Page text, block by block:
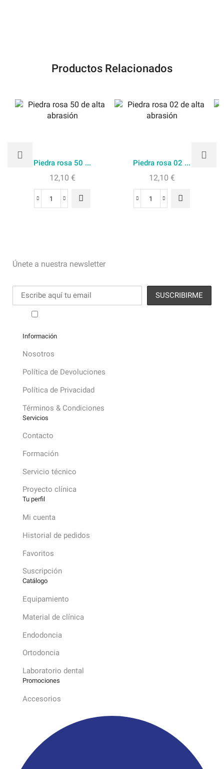
Productos Relacionados
Piedra rosa 50 ...
12,10 €
Piedra rosa 02 ...
12,10 €
Únete a nuestra newsletter
Información
Nosotros
Política de Devoluciones
Política de Privacidad
Términos & Condiciones
Servicios
Contacto
Formación
Servicio técnico
Proyecto clínica
Tu perfil
Mi cuenta
Historial de pedidos
Favoritos
Suscripción
Catálogo
Equipamiento
Material de clínica
Endodoncia
Ortodoncia
Laboratorio dental
Promociones
Accesorios